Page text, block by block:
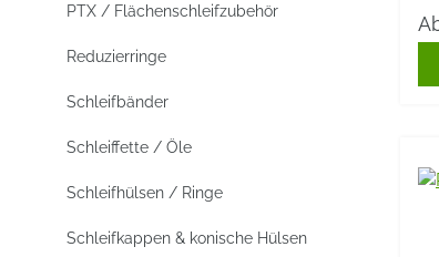
PTX / Flächenschleifzubehör
Reduzierringe
Schleifbänder
Schleiffette / Öle
Schleifhülsen / Ringe
Schleifkappen & konische Hülsen